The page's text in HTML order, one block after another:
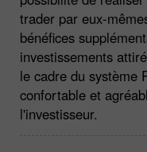
trader par eux-
bénéfices
investissements
le cadre du système
confortable et
l'investisseur.